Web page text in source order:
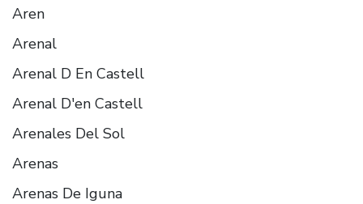
Aren
Arenal
Arenal D En Castell
Arenal D'en Castell
Arenales Del Sol
Arenas
Arenas De Iguna